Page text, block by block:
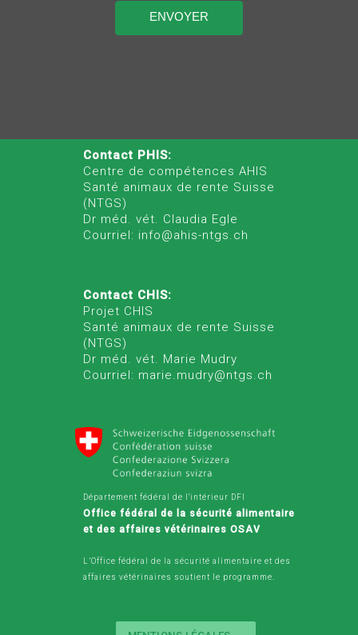
Contact PHIS:
Centre de compétences AHIS
Santé animaux de rente Suisse
(NTGS)
Dr méd. vét. Claudia Egle
Courriel: info@ahis-ntgs.ch
Contact CHIS:
Projet CHIS
Santé animaux de rente Suisse
(NTGS)
Dr méd. vét. Marie Mudry
Courriel: marie.mudry@ntgs.ch
Département fédéral de l'intérieur DFI
Office fédéral de la sécurité alimentaire
et des affaires vétérinaires OSAV
L’Office fédéral de la sécurité alimentaire et des
affaires vétérinaires soutient le programme.